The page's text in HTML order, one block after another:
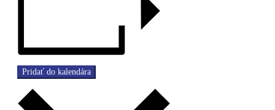
Pridať do kalendára